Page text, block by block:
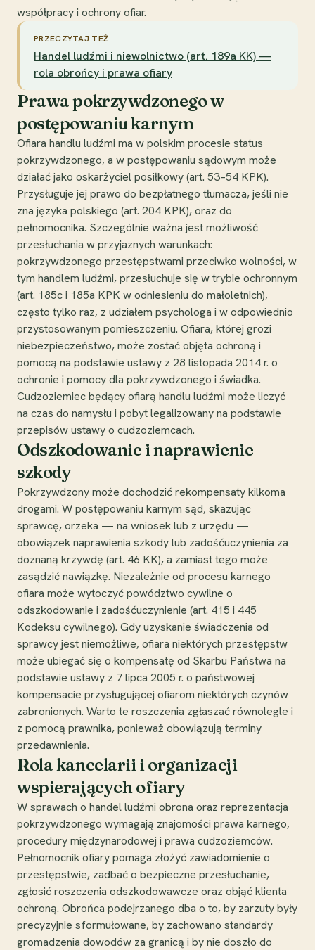
współpracy i ochrony ofiar.
PRZECZYTAJ TEŻ
Handel ludźmi i niewolnictwo (art. 189a KK) —
rola obrońcy i prawa ofiary
Prawa pokrzywdzonego w
postępowaniu karnym
Ofiara handlu ludźmi ma w polskim procesie status
pokrzywdzonego, a w postępowaniu sądowym może
działać jako oskarżyciel posiłkowy (art. 53–54 KPK).
Przysługuje jej prawo do bezpłatnego tłumacza, jeśli nie
zna języka polskiego (art. 204 KPK), oraz do
pełnomocnika. Szczególnie ważna jest możliwość
przesłuchania w przyjaznych warunkach:
pokrzywdzonego przestępstwami przeciwko wolności, w
tym handlem ludźmi, przesłuchuje się w trybie ochronnym
(art. 185c i 185a KPK w odniesieniu do małoletnich),
często tylko raz, z udziałem psychologa i w odpowiednio
przystosowanym pomieszczeniu. Ofiara, której grozi
niebezpieczeństwo, może zostać objęta ochroną i
pomocą na podstawie ustawy z 28 listopada 2014 r. o
ochronie i pomocy dla pokrzywdzonego i świadka.
Cudzoziemiec będący ofiarą handlu ludźmi może liczyć
na czas do namysłu i pobyt legalizowany na podstawie
przepisów ustawy o cudzoziemcach.
Odszkodowanie i naprawienie
szkody
Pokrzywdzony może dochodzić rekompensaty kilkoma
drogami. W postępowaniu karnym sąd, skazując
sprawcę, orzeka — na wniosek lub z urzędu —
obowiązek naprawienia szkody lub zadośćuczynienia za
doznaną krzywdę (art. 46 KK), a zamiast tego może
zasądzić nawiązkę. Niezależnie od procesu karnego
ofiara może wytoczyć powództwo cywilne o
odszkodowanie i zadośćuczynienie (art. 415 i 445
Kodeksu cywilnego). Gdy uzyskanie świadczenia od
sprawcy jest niemożliwe, ofiara niektórych przestępstw
może ubiegać się o kompensatę od Skarbu Państwa na
podstawie ustawy z 7 lipca 2005 r. o państwowej
kompensacie przysługującej ofiarom niektórych czynów
zabronionych. Warto te roszczenia zgłaszać równolegle i
z pomocą prawnika, ponieważ obowiązują terminy
przedawnienia.
Rola kancelarii i organizacji
wspierających ofiary
W sprawach o handel ludźmi obrona oraz reprezentacja
pokrzywdzonego wymagają znajomości prawa karnego,
procedury międzynarodowej i prawa cudzoziemców.
Pełnomocnik ofiary pomaga złożyć zawiadomienie o
przestępstwie, zadbać o bezpieczne przesłuchanie,
zgłosić roszczenia odszkodowawcze oraz objąć klienta
ochroną. Obrońca podejrzanego dba o to, by zarzuty były
precyzyjnie sformułowane, by zachowano standardy
gromadzenia dowodów za granicą i by nie doszło do